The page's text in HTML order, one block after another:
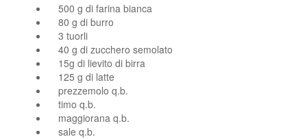
500 g di farina bianca
80 g di burro
3 tuorli
40 g di zucchero semolato
15g di lievito di birra
125 g di latte
prezzemolo q.b.
timo q.b.
maggiorana q.b.
sale q.b.